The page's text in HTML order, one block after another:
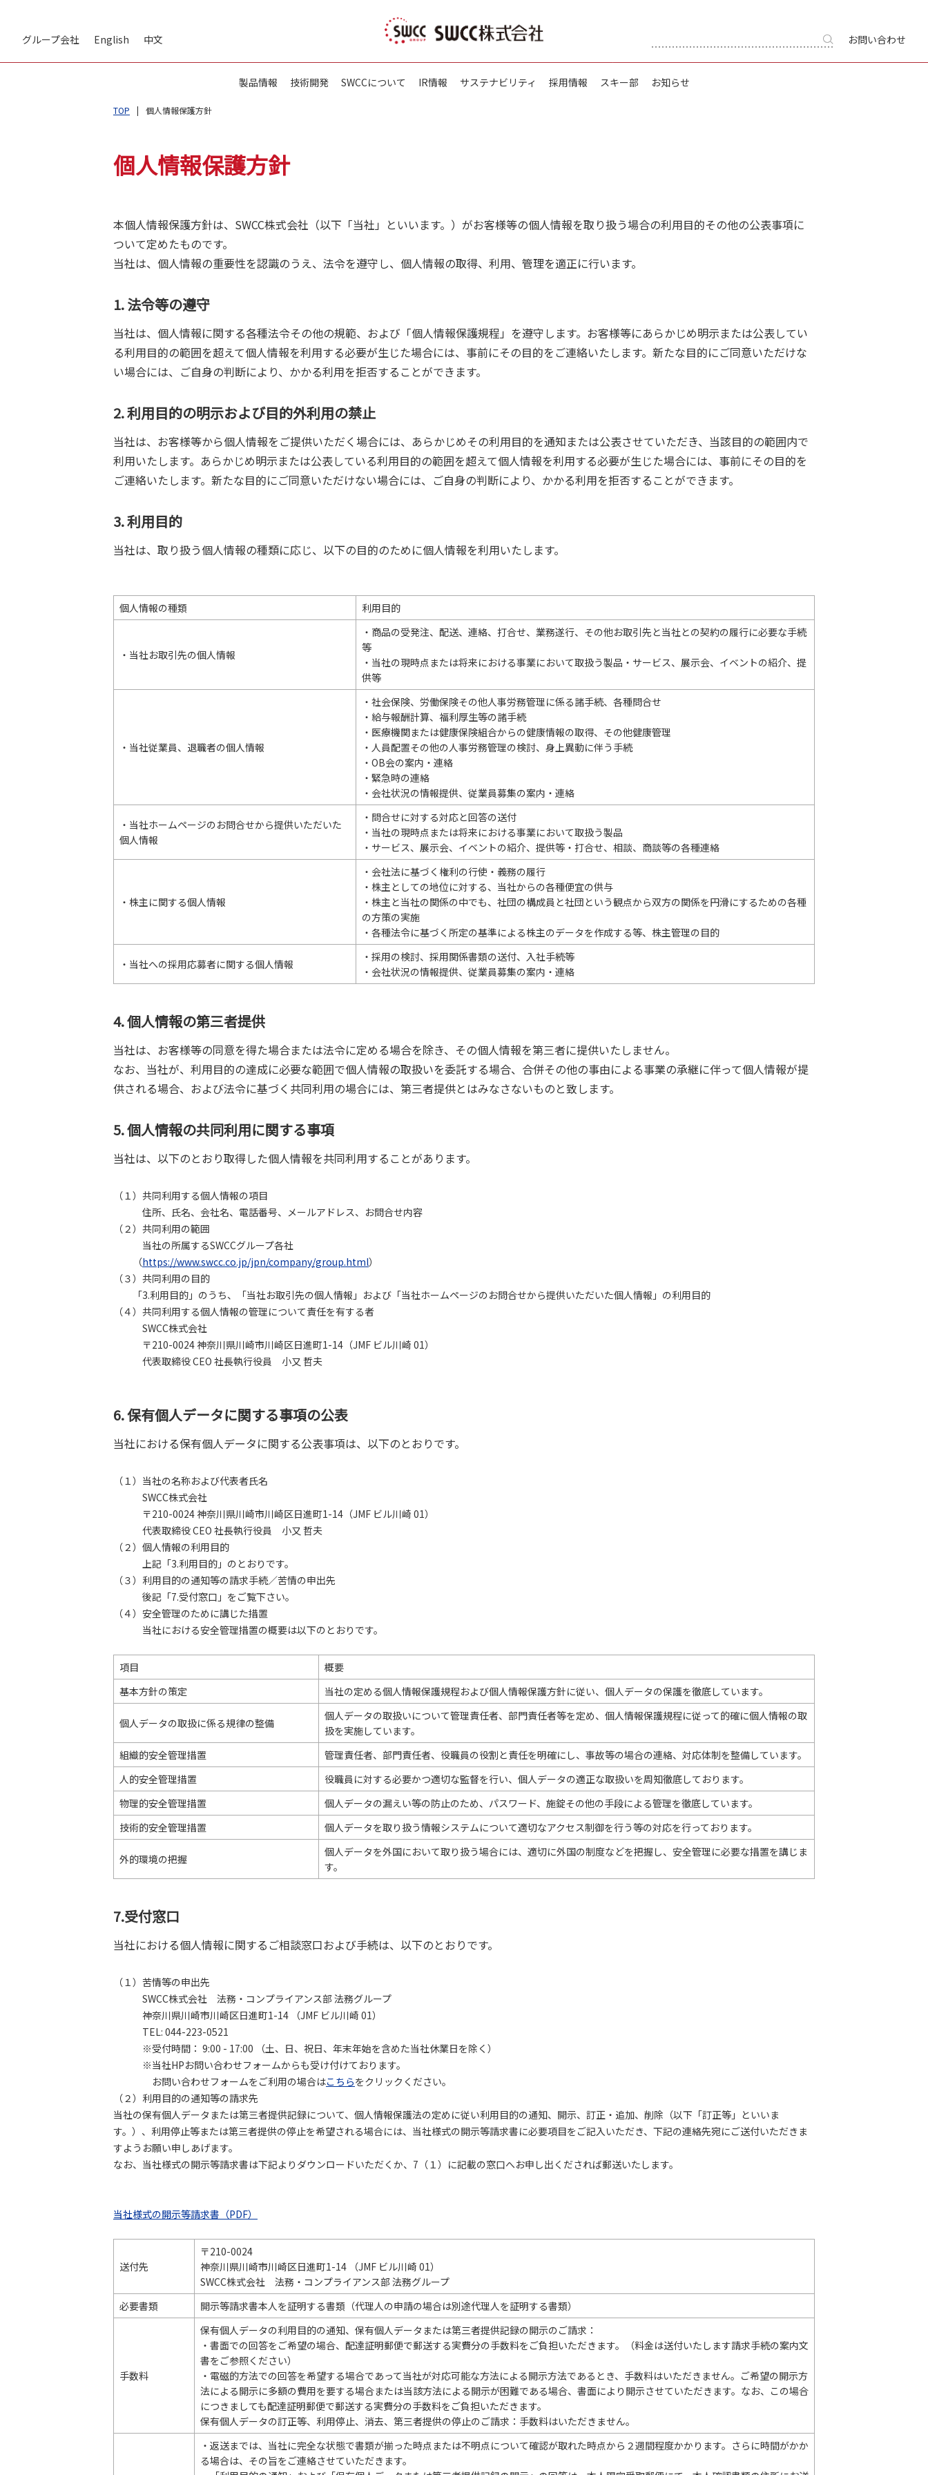
グループ会社 English 中文 お問い合わせ
製品情報 技術開発 SWCCについて IR情報 サステナビリティ 採用情報 スキー部 お知らせ
TOP 個人情報保護方針
個人情報保護方針
本個人情報保護方針は、SWCC株式会社（以下「当社」といいます。）がお客様等の個人情報を取り扱う場合の利用目的その他の公表事項に
ついて定めたものです。
当社は、個人情報の重要性を認識のうえ、法令を遵守し、個人情報の取得、利用、管理を適正に行います。
1. 法令等の遵守
当社は、個人情報に関する各種法令その他の規範、および「個人情報保護規程」を遵守します。お客様等にあらかじめ明示または公表してい
る利用目的の範囲を超えて個人情報を利用する必要が生じた場合には、事前にその目的をご連絡いたします。新たな目的にご同意いただけな
い場合には、ご自身の判断により、かかる利用を拒否することができます。
2. 利用目的の明示および目的外利用の禁止
当社は、お客様等から個人情報をご提供いただく場合には、あらかじめその利用目的を通知または公表させていただき、当該目的の範囲内で
利用いたします。あらかじめ明示または公表している利用目的の範囲を超えて個人情報を利用する必要が生じた場合には、事前にその目的を
ご連絡いたします。新たな目的にご同意いただけない場合には、ご自身の判断により、かかる利用を拒否することができます。
3. 利用目的
当社は、取り扱う個人情報の種類に応じ、以下の目的のために個人情報を利用いたします。
個人情報の種類 利用目的
・当社お取引先の個人情報
・商品の受発注、配送、連絡、打合せ、業務遂行、その他お取引先と当社との契約の履行に必要な手続
等
・当社の現時点または将来における事業において取扱う製品・サービス、展示会、イベントの紹介、提
供等
・当社従業員、退職者の個人情報
・社会保険、労働保険その他人事労務管理に係る諸手続、各種問合せ
・給与報酬計算、福利厚生等の諸手続
・医療機関または健康保険組合からの健康情報の取得、その他健康管理
・人員配置その他の人事労務管理の検討、身上異動に伴う手続
・OB会の案内・連絡
・緊急時の連絡
・会社状況の情報提供、従業員募集の案内・連絡
・当社ホームページのお問合せから提供いただいた
個人情報
・問合せに対する対応と回答の送付
・当社の現時点または将来における事業において取扱う製品
・サービス、展示会、イベントの紹介、提供等・打合せ、相談、商談等の各種連絡
・株主に関する個人情報
・会社法に基づく権利の行使・義務の履行
・株主としての地位に対する、当社からの各種便宜の供与
・株主と当社の関係の中でも、社団の構成員と社団という観点から双方の関係を円滑にするための各種
の方策の実施
・各種法令に基づく所定の基準による株主のデータを作成する等、株主管理の目的
・当社への採用応募者に関する個人情報
・採用の検討、採用関係書類の送付、入社手続等
・会社状況の情報提供、従業員募集の案内・連絡
4. 個人情報の第三者提供
当社は、お客様等の同意を得た場合または法令に定める場合を除き、その個人情報を第三者に提供いたしません。
なお、当社が、利用目的の達成に必要な範囲で個人情報の取扱いを委託する場合、合併その他の事由による事業の承継に伴って個人情報が提
供される場合、および法令に基づく共同利用の場合には、第三者提供とはみなさないものと致します。
5. 個人情報の共同利用に関する事項
当社は、以下のとおり取得した個人情報を共同利用することがあります。
（１）共同利用する個人情報の項目
住所、氏名、会社名、電話番号、メールアドレス、お問合せ内容
（２）共同利用の範囲
当社の所属するSWCCグループ各社
（https://www.swcc.co.jp/jpn/company/group.html）
（３）共同利用の目的
「3.利用目的」のうち、「当社お取引先の個人情報」および「当社ホームページのお問合せから提供いただいた個人情報」の利用目的
（４）共同利用する個人情報の管理について責任を有する者
SWCC株式会社
〒210-0024 神奈川県川崎市川崎区日進町1-14（JMF ビル川崎 01）
代表取締役 CEO 社長執行役員 小又 哲夫
6. 保有個人データに関する事項の公表
当社における保有個人データに関する公表事項は、以下のとおりです。
（１）当社の名称および代表者氏名
SWCC株式会社
〒210-0024 神奈川県川崎市川崎区日進町1-14（JMF ビル川崎 01）
代表取締役 CEO 社長執行役員 小又 哲夫
（２）個人情報の利用目的
上記「3.利用目的」のとおりです。
（３）利用目的の通知等の請求手続／苦情の申出先
後記「7.受付窓口」をご覧下さい。
（４）安全管理のために講じた措置
当社における安全管理措置の概要は以下のとおりです。
項目
概要
基本方針の策定
当社の定める個人情報保護規程および個人情報保護方針に従い、個人データの保護を徹底しています。
個人データの取扱に係る規律の整備
個人データの取扱いについて管理責任者、部門責任者等を定め、個人情報保護規程に従って的確に個人情報の取
扱を実施しています。
組織的安全管理措置
管理責任者、部門責任者、役職員の役割と責任を明確にし、事故等の場合の連絡、対応体制を整備しています。
人的安全管理措置
役職員に対する必要かつ適切な監督を行い、個人データの適正な取扱いを周知徹底しております。
物理的安全管理措置
個人データの漏えい等の防止のため、パスワード、施錠その他の手段による管理を徹底しています。
技術的安全管理措置
個人データを取り扱う情報システムについて適切なアクセス制御を行う等の対応を行っております。
外的環境の把握
個人データを外国において取り扱う場合には、適切に外国の制度などを把握し、安全管理に必要な措置を講じま
す。
7.受付窓口
当社における個人情報に関するご相談窓口および手続は、以下のとおりです。
（１）苦情等の申出先
SWCC株式会社 法務・コンプライアンス部 法務グループ
神奈川県川崎市川崎区日進町1-14 （JMF ビル川崎 01）
TEL: 044-223-0521
※受付時間： 9:00 - 17:00 （土、日、祝日、年末年始を含めた当社休業日を除く）
※当社HPお問い合わせフォームからも受け付けております。
お問い合わせフォームをご利用の場合はこちらをクリックください。
（２）利用目的の通知等の請求先
当社の保有個人データまたは第三者提供記録について、個人情報保護法の定めに従い利用目的の通知、開示、訂正・追加、削除（以下「訂正等」といいま
す。）、利用停止等または第三者提供の停止を希望される場合には、当社様式の開示等請求書に必要項目をご記入いただき、下記の連絡先宛にご送付いただきま
すようお願い申しあげます。
なお、当社様式の開示等請求書は下記よりダウンロードいただくか、7（１）に記載の窓口へお申し出くだされば郵送いたします。
当社様式の開示等請求書（PDF）
送付先
〒210-0024
神奈川県川崎市川崎区日進町1-14 （JMF ビル川崎 01）
SWCC株式会社 法務・コンプライアンス部 法務グループ
必要書類
開示等請求書本人を証明する書類（代理人の申請の場合は別途代理人を証明する書類）
手数料
保有個人データの利用目的の通知、保有個人データまたは第三者提供記録の開示のご請求：
・書面での回答をご希望の場合、配達証明郵便で郵送する実費分の手数料をご負担いただきます。（料金は送付いたします請求手続の案内文
書をご参照ください）
・電磁的方法での回答を希望する場合であって当社が対応可能な方法による開示方法であるとき、手数料はいただきません。ご希望の開示方
法による開示に多額の費用を要する場合または当該方法による開示が困難である場合、書面により開示させていただきます。なお、この場合
につきましても配達証明郵便で郵送する実費分の手数料をご負担いただきます。
保有個人データの訂正等、利用停止、消去、第三者提供の停止のご請求：手数料はいただきません。
・返送までは、当社に完全な状態で書類が揃った時点または不明点について確認が取れた時点から２週間程度かかります。さらに時間がかか
る場合は、その旨をご連絡させていただきます。